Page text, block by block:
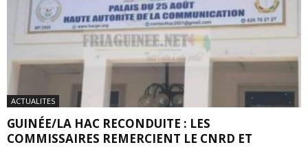
ACTUALITES
GUINÉE/LA HAC RECONDUITE : LES
COMMISSAIRES REMERCIENT LE CNRD ET